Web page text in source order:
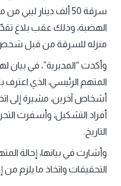
سرقة 50 ألف دينار
الهضبة، وذلك عقب بلاغ
منزله للسرقة من قبل
وأكدت “المديرية”، في بيان
المتهم الرئيسي، الذي اعترف
أشخاص آخرين، مشيرة إلى
أفراد التشكيل، وأسفرت
التاريخ.
وأشارت في بيانها، إحالة
التحقيقات واتخاذ ما يلزم من